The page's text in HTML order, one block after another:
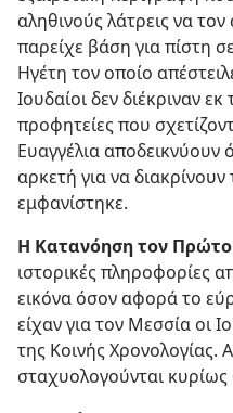
αληθινούς λάτρεις να
παρείχε βάση για πίστη
Ηγέτη τον οποίο
Ιουδαίοι δεν διέκριναν
προφητείες που
Ευαγγέλια αποδεικνύουν
αρκετή για να
εμφανίστηκε.
Η Κατανόηση τον
ιστορικές πληροφορίες
εικόνα όσον αφορά το
είχαν για τον Μεσσία οι
της Κοινής Χρονολογίας.
σταχυολογούνται κυρίως